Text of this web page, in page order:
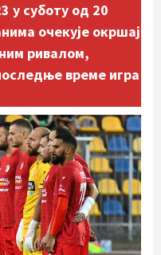
у суботу од 20
очекује окршај
ривалом,
време игра